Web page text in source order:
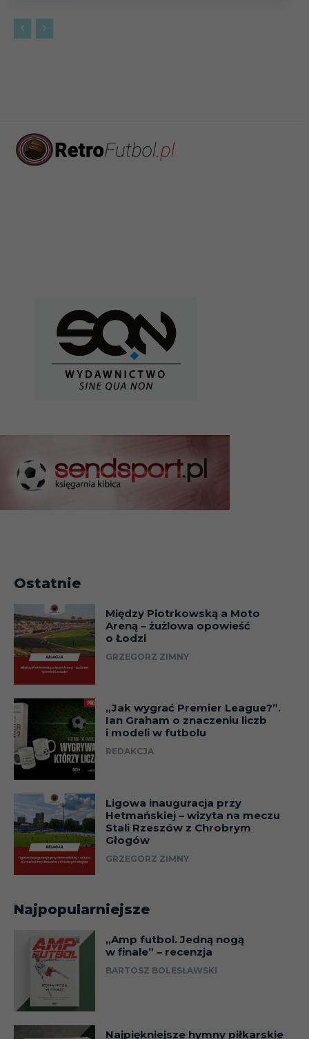
Ostatnie
Między Piotrkowską a Moto
Areną – żużlowa opowieść
o Łodzi
GRZEGORZ ZIMNY
„Jak wygrać Premier League?”.
Ian Graham o znaczeniu liczb
i modeli w futbolu
REDAKCJA
Ligowa inauguracja przy
Hetmańskiej – wizyta na meczu
Stali Rzeszów z Chrobrym
Głogów
GRZEGORZ ZIMNY
Najpopularniejsze
„Amp futbol. Jedną nogą
w finale” – recenzja
BARTOSZ BOLESŁAWSKI
Najpiękniejsze hymny piłkarskie